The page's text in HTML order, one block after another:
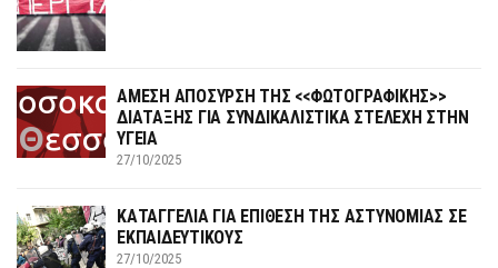
ΑΜΕΣΗ ΑΠΟΣΥΡΣΗ ΤΗΣ <<ΦΩΤΟΓΡΑΦΙΚΗΣ>>
ΔΙΑΤΑΞΗΣ ΓΙΑ ΣΥΝΔΙΚΑΛΙΣΤΙΚΑ ΣΤΕΛΕΧΗ ΣΤΗΝ
ΥΓΕΙΑ
27/10/2025
ΚΑΤΑΓΓΕΛΙΑ ΓΙΑ ΕΠΙΘΕΣΗ ΤΗΣ ΑΣΤΥΝΟΜΙΑΣ ΣΕ
ΕΚΠΑΙΔΕΥΤΙΚΟΥΣ
27/10/2025